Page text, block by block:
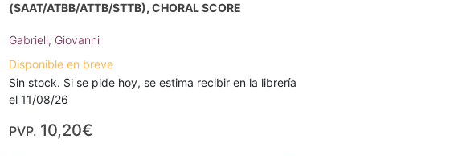
(SAAT/ATBB/ATTB/STTB), CHORAL SCORE
Gabrieli, Giovanni
Disponible en breve
Sin stock. Si se pide hoy, se estima recibir en la librería
el 11/08/26
PVP. 10,20€